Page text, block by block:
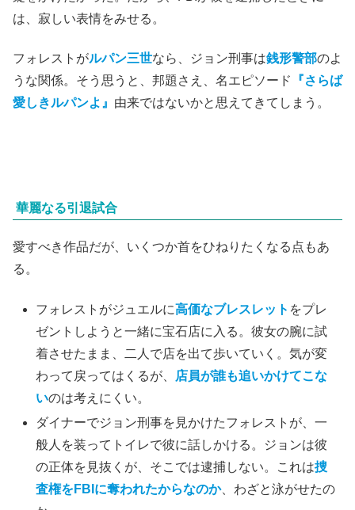
は、寂しい表情をみせる。
フォレストがルパン三世なら、ジョン刑事は銭形警部のよ
うな関係。そう思うと、邦題さえ、名エピソード
『さらば
愛しきルパンよ』 由来ではないかと思えてきてしまう。
華麗なる引退試合
愛すべき作品だが、いくつか首をひねりたくなる点もあ
る。
フォレストがジュエルに高価なブレスレット をプレ
ゼントしようと一緒に宝石店に入る。彼女の腕に試
着させたまま、二人で店を出て歩いていく。気が変
わって戻ってはくるが、
店員が誰も追いかけてこな
いのは考えにくい。
ダイナーでジョン刑事を見かけたフォレストが、一
般人を装ってトイレで彼に話しかける。ジョンは彼
の正体を見抜くが、そこでは逮捕しない。これは捜
査権をFBIに奪われたからなのか、わざと泳がせたの